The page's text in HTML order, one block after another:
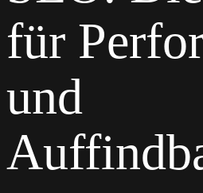
für
und